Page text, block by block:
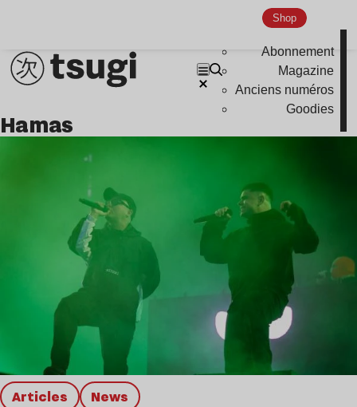
Shop
Abonnement
Magazine
Anciens numéros
Goodies
hamas
Articles news